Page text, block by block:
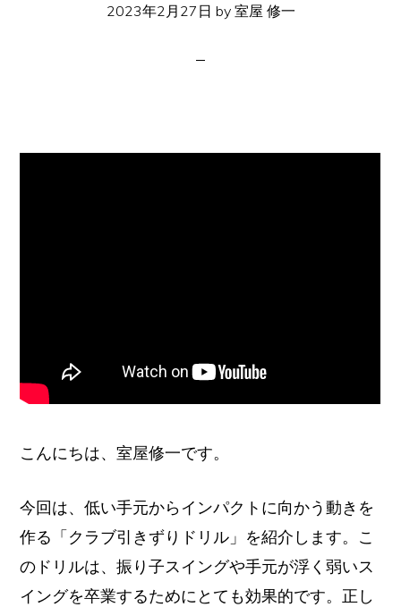
2023年2月27日 by 室屋 修一
こんにちは、室屋修一です。
今回は、低い手元からインパクトに向かう動きを
作る「クラブ引きずりドリル」を紹介します。こ
のドリルは、振り子スイングや手元が浮く弱いス
イングを卒業するためにとても効果的です。正し